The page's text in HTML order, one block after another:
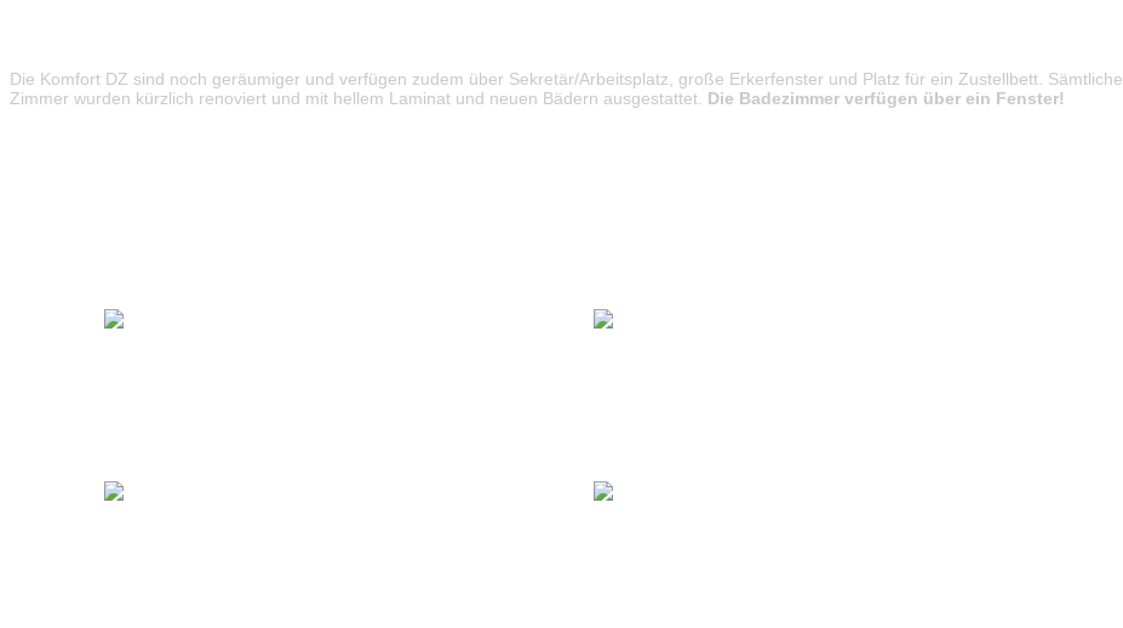
Die Komfort DZ sind noch geräumiger und verfügen zudem über Sekretär/Arbeitsplatz, große Erkerfenster und Platz für ein Zustellbett. Sämtliche
Zimmer wurden kürzlich renoviert und mit hellem Laminat und neuen Bädern ausgestattet. Die Badezimmer verfügen über ein Fenster!